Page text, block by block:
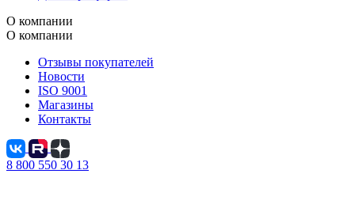
О компании
О компании
Отзывы покупателей
Новости
ISO 9001
Магазины
Контакты
8 800 550 30 13